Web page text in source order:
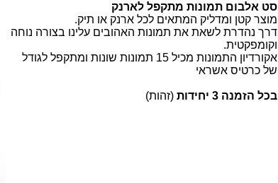
סט אלבום תמונות מתקפל לארנק
מוצר קטן ומדליק המתאים לכל ארנק או תיק.
דרך נהדרת לשאת את תמונות האהובים עלינו בצורה נוחה
וקומפקטית.
אקורדיון התמונות מכיל 15 תמונות שונות ומתקפל לגודל
של כרטיס אשראי
בכל הזמנה 3 יחידות (זהות)